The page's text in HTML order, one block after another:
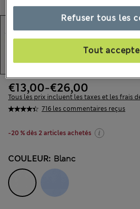
716 les commentaires reçus
€13,00-€26,00
Tous les prix incluent les taxes et les frais
-20 % dès 2 articles achetés
COULEUR: Blanc
Refuser tous les
Tout